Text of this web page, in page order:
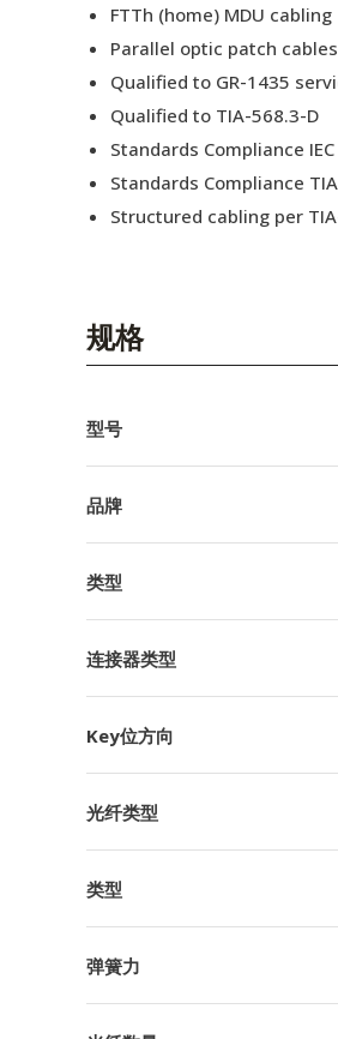
FTTh (home) MDU cabling
Parallel optic patch
Qualified to GR-1435
Qualified to TIA-568.3-D
Standards Compliance
Standards Compliance
Structured cabling per
规格
型号
品牌
类型
连接器类型
Key位方向
光纤类型
类型
弹簧力